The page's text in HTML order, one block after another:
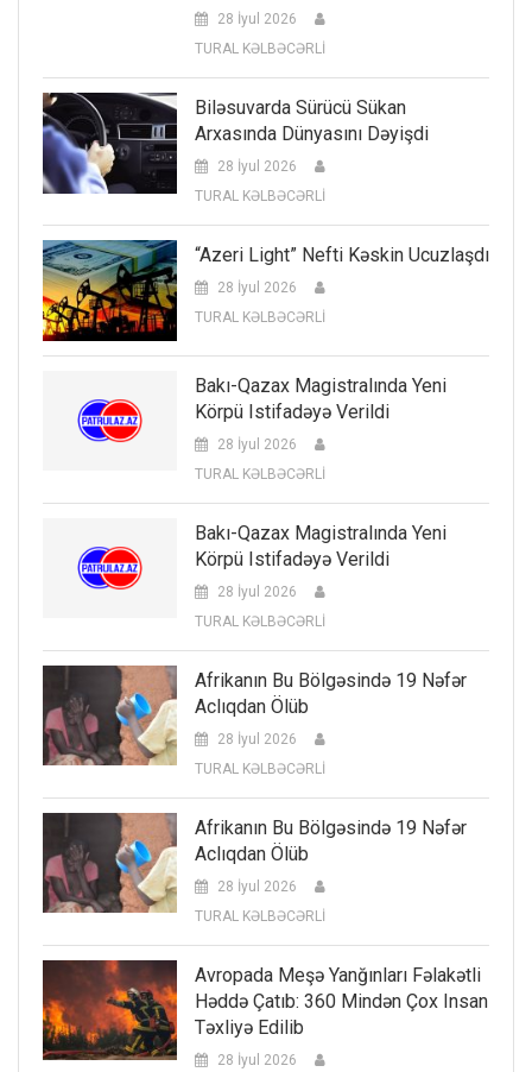
28 İyul 2026
TURAL KƏLBƏCƏRLİ
Biləsuvarda Sürücü Sükan
Arxasında Dünyasını Dəyişdi
28 İyul 2026
TURAL KƏLBƏCƏRLİ
“Azeri Light” Nefti Kəskin Ucuzlaşdı
28 İyul 2026
TURAL KƏLBƏCƏRLİ
Bakı-Qazax Magistralında Yeni
Körpü Istifadəyə Verildi
28 İyul 2026
TURAL KƏLBƏCƏRLİ
Bakı-Qazax Magistralında Yeni
Körpü Istifadəyə Verildi
28 İyul 2026
TURAL KƏLBƏCƏRLİ
Afrikanın Bu Bölgəsində 19 Nəfər
Aclıqdan Ölüb
28 İyul 2026
TURAL KƏLBƏCƏRLİ
Afrikanın Bu Bölgəsində 19 Nəfər
Aclıqdan Ölüb
28 İyul 2026
TURAL KƏLBƏCƏRLİ
Avropada Meşə Yanğınları Fəlakətli
Həddə Çatıb: 360 Mindən Çox Insan
Təxliyə Edilib
28 İyul 2026